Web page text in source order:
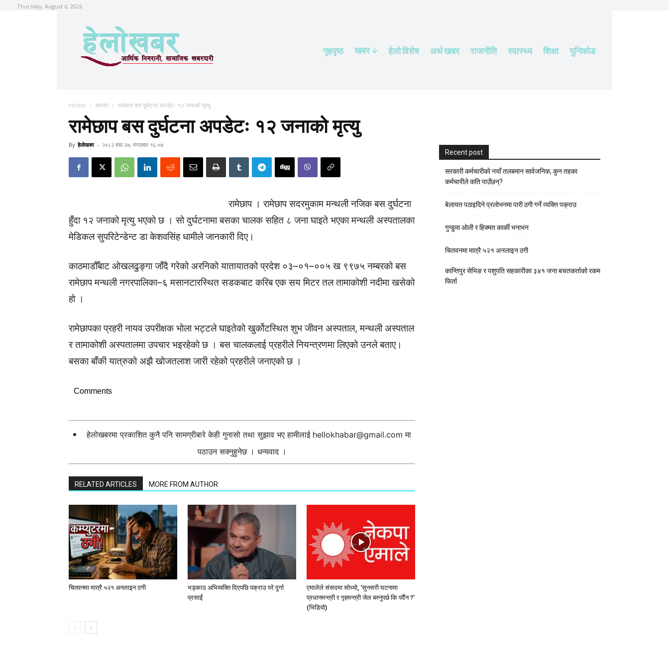
Thursday, August 6, 2026
गृहपृष्ठ खबर हेलाे विशेष अर्थ खबर राजनीति स्वास्थ्य शिक्षा युनिकोड
Home ब्यानर रामेछाप बस दुर्घटना अपडेटः १२ जनाको मृत्यु
रामेछाप बस दुर्घटना अपडेटः १२ जनाको मृत्यु
By हेलाेखबर - २०८२ माघ २७, मंगलवार १६:०७
रामेछाप । रामेछाप सदरमुकाम मन्थली नजिक बस दुर्घटना
हुँदा १२ जनाको मृत्यु भएको छ । सो दुर्घटनामा बसका चालक सहित ८ जना घाइते भएका मन्थली अस्पतालका
मेडिकल सुपरिटेन्डेन्ट डा केशवसिंह धामीले जानकारी दिए।
काठमाडौँबाट ओखलढुङ्गा जाँदै गरेको अरनिको यातायातको प्रदेश ०३–०१–००५ ख ९९७५ नम्बरको बस
रामेछाप मन्थली नगरपालिका–६ मसानटारस्थित सडकबाट करिब एक सय मिटर तल तामाकोशी नदीमा खसेको
हो ।
रामेछापका प्रहरी नायव उपरीक्षक भोला भट्टले घाइतेको खुर्कोटस्थित शुभ जीवन अस्पताल, मन्थली अस्पताल
र तामाकोशी अस्पतालमा उपचार भइरहेको छ । बस चालकलाई प्रहरीले नियन्त्रणमा लिएको उनले बताए।
बसका बाँकी यात्रुको अझै खोजतलाश जारी रहेको प्रहरीले जनाएको छ ।
Comments
हेलोखबरमा प्रकाशित कुनै पनि सामग्रीबारे केही गुनासो तथा सुझाव भए हामीलाई hellokhabar@gmail.com मा
पठाउन सक्नुहुनेछ । धन्यवाद ।
RELATED ARTICLES MORE FROM AUTHOR
चितवनमा मात्रै ५२१ अनलाइन ठगी
भड्काउ अभिव्यक्ति दिएपछि पक्राउ परे दुर्गा
प्रसाईं
एमालेले संसदमा सोध्यो, ‘सुनसरी घटनामा
प्रधानमन्त्री र गृहमन्त्री जेल बस्नुपर्छ कि पर्दैन ?’
(भिडियाे)
Recent post
सरकारी कर्मचारीकाे नयाँ तलबमान सार्वजनिक, कुन तहका
कर्मचारीले कति पाउँछन्?
बेलायत पठाइदिने प्रलाेभनमा पारी ठगी गर्ने व्यक्ति पक्राउ
गुन्डुमा ओली र हिक्मत कार्की भनाभन
चितवनमा मात्रै ५२१ अनलाइन ठगी
कान्तिपुर सेभिङ र पशुपति सहकारीका ३४१ जना बचतकर्ताको रकम
फिर्ता